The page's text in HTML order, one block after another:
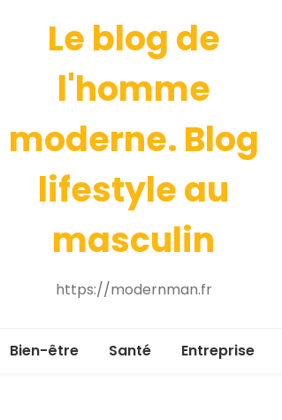
Le blog de
l'homme
moderne. Blog
lifestyle au
masculin
https://modernman.fr
Bien-être Santé Entreprise